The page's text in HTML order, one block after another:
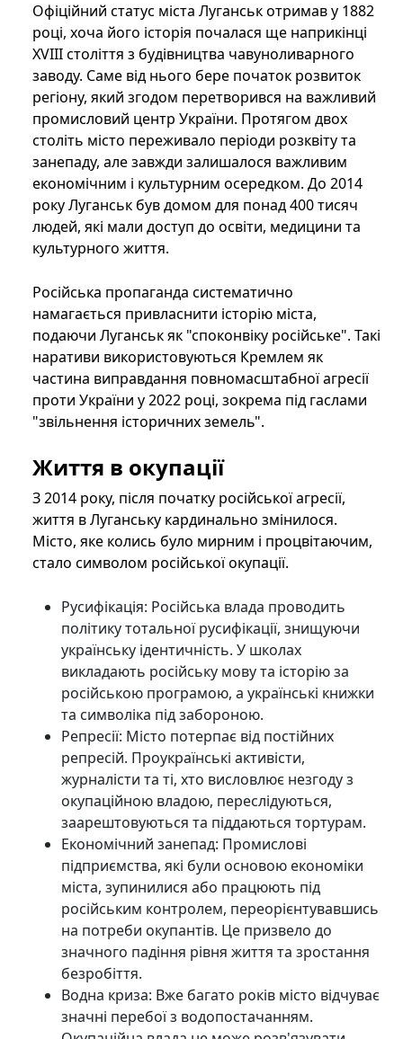
Офіційний статус міста Луганськ отримав у 1882
році, хоча його історія почалася ще наприкінці
XVIII століття з будівництва чавуноливарного
заводу. Саме від нього бере початок розвиток
регіону, який згодом перетворився на важливий
промисловий центр України. Протягом двох
століть місто переживало періоди розквіту та
занепаду, але завжди залишалося важливим
економічним і культурним осередком. До 2014
року Луганськ був домом для понад 400 тисяч
людей, які мали доступ до освіти, медицини та
культурного життя.
Російська пропаганда систематично
намагається привласнити історію міста,
подаючи Луганськ як "споконвіку російське". Такі
наративи використовуються Кремлем як
частина виправдання повномасштабної агресії
проти України у 2022 році, зокрема під гаслами
"звільнення історичних земель".
Життя в окупації
З 2014 року, після початку російської агресії,
життя в Луганську кардинально змінилося.
Місто, яке колись було мирним і процвітаючим,
стало символом російської окупації.
Русифікація: Російська влада проводить
політику тотальної русифікації, знищуючи
українську ідентичність. У школах
викладають російську мову та історію за
російською програмою, а українські книжки
та символіка під забороною.
Репресії: Місто потерпає від постійних
репресій. Проукраїнські активісти,
журналісти та ті, хто висловлює незгоду з
окупаційною владою, переслідуються,
заарештовуються та піддаються тортурам.
Економічний занепад: Промислові
підприємства, які були основою економіки
міста, зупинилися або працюють під
російським контролем, переорієнтувавшись
на потреби окупантів. Це призвело до
значного падіння рівня життя та зростання
безробіття.
Водна криза: Вже багато років місто відчуває
значні перебої з водопостачанням.